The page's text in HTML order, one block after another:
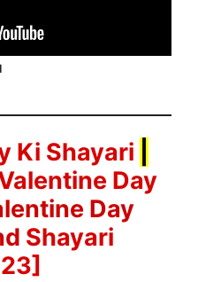
Ki Shayari
Day
Day
Shayari